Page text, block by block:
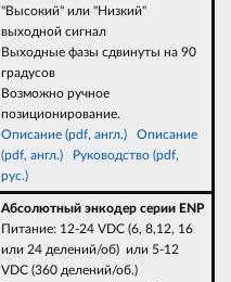
"Высокий" или "Низкий"
выходной сигнал
Выходные фазы сдвинуты на 90
градусов
Возможно ручное
позиционирование.
Описание (pdf, англ.)
Описание
(pdf, англ.)
Руководство (pdf,
рус.)
Абсолютный энкодер серии ENP
Питание: 12-24 VDC (6, 8,12, 16
или 24 делений/об) или 5-12
VDC (360 делений/об.)